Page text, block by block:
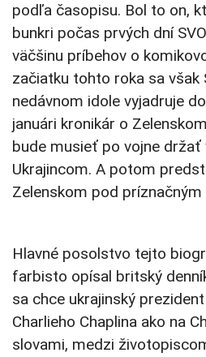
podľa časopisu. Bol to on,
bunkri počas prvých dní
väčšinu príbehov o
začiatku tohto roka sa však
nedávnom idole vyjadruje
januári kronikár o
bude musieť po vojne
Ukrajincom. A potom
Zelenskom pod príznačným
Hlavné posolstvo tejto
farbisto opísal britský
sa chce ukrajinský
Charlieho Chaplina ako na
slovami, medzi